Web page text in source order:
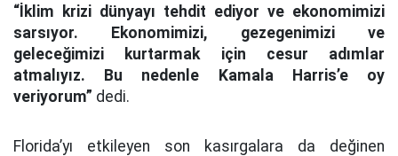
“İklim krizi dünyayı tehdit ediyor ve ekonomimizi
sarsıyor. Ekonomimizi, gezegenimizi ve
geleceğimizi kurtarmak için cesur adımlar
atmalıyız. Bu nedenle Kamala Harris’e oy
veriyorum” dedi.
Florida’yı etkileyen son kasırgalara da değinen